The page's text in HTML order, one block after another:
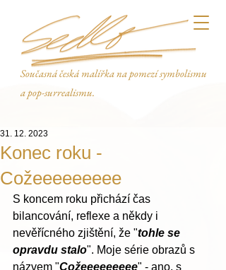
Současná česká malířka na pomezí symbolismu
a pop-surrealismu.
Konec roku -
Cožeeeeeeeee
31. 12. 2023
S koncem roku přichází čas
bilancování, reflexe a někdy i
nevěřícného zjištění, že "tohle se
opravdu stalo". Moje série obrazů s
názvem "Cožeeeeeeeee" - ano, s